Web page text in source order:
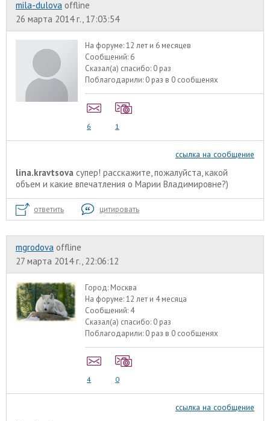
mila-dulova offline
26 марта 2014 г., 17:03:54
На форуме:12 лет и 6 месяцев
Сообщений: 6
Сказал(а) спасибо: 0 раз
Поблагодарили: 0 раз в 0 сообщенях
6 1
ссылка на сообщение
lina.kravtsova супер! расскажите, пожалуйста, какой
объем и какие впечатления о Марии Владимировне?)
ответить цитировать
mgrodova offline
27 марта 2014 г., 22:06:12
Город: Москва
На форуме:12 лет и 4 месяца
Сообщений: 4
Сказал(а) спасибо: 0 раз
Поблагодарили: 0 раз в 0 сообщенях
4 0
ссылка на сообщение